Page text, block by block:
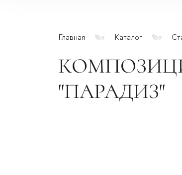
Главная Каталог
"ПАРАДИЗ"